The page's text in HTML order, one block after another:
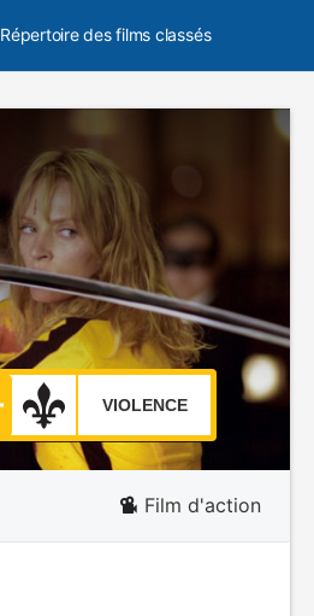
Répertoire des films classés
VIOLENCE
Film d'action